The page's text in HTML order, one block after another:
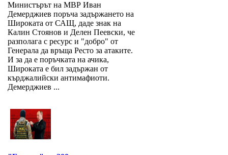
Министърът на МВР Иван
Демерджиев поръча задържането на
Широката от САЩ, даде знак на
Калин Стоянов и Делен Пеевски, че
разполага с ресурс и "добро" от
Генерала да връща Ресто за атаките.
И за да е поръчката на ачика,
Широката е бил задържан от
кърджалийски антимафиоти.
Демерджиев ...